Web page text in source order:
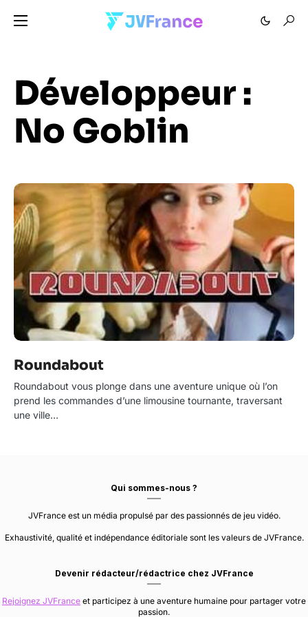
Développeur :
No Goblin
Roundabout
Roundabout vous plonge dans une aventure unique où l’on
prend les commandes d’une limousine tournante, traversant
une ville…
Qui sommes-nous ?
JVFrance est un média propulsé par des passionnés de jeu vidéo.
Exhaustivité, qualité et indépendance éditoriale sont les valeurs de JVFrance.
Devenir rédacteur/rédactrice chez JVFrance
Rejoignez JVFrance et participez à une aventure humaine pour partager votre
passion.